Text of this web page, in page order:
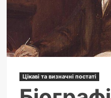
Цікаві та визначні постаті